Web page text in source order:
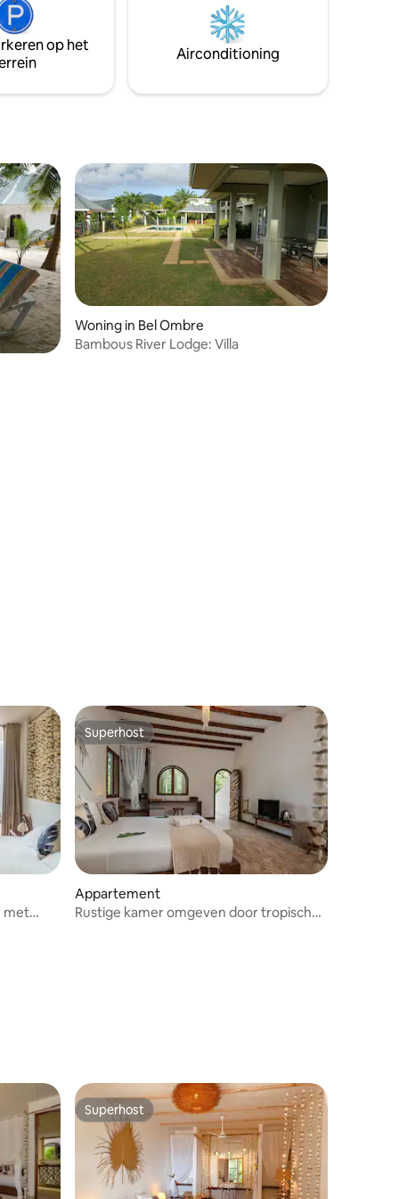
zijn erg
van
de stad - Victoria diverse toeristische
attracties . 15 minuten rijden naar Beau-
Vallon een van de mooiste stranden in de
prachtige Seychellen.
op het
Airconditioning
Woning in Bel Ombre
Bambous River Lodge: Villa
met
Superhost
Superhost
Appartement
Rustige kamer omgeven door tropische
Superhost
Superhost